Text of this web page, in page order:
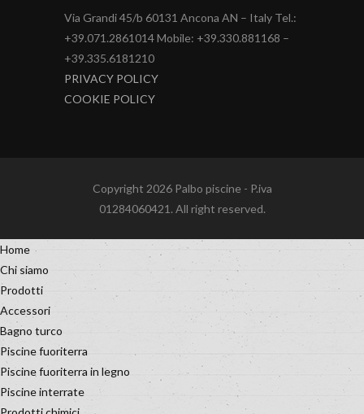
Via Grandi 45/b 60131 Ancona AN – Italy Tel.:
+39.071.2861014 Mobile: +39.330.881168 –
+39.335.6181210
PRIVACY POLICY
COOKIE POLICY
Copyright 2026 Palbo piscine - P.iva
01284060421. All right reserved.
Home
Chi siamo
Prodotti
Accessori
Bagno turco
Piscine fuoriterra
Piscine fuoriterra in legno
Piscine interrate